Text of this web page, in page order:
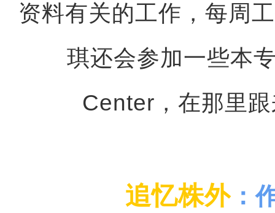
资料有关的工作，每周
琪还会参加一些本
Center，在那里
追忆株外：